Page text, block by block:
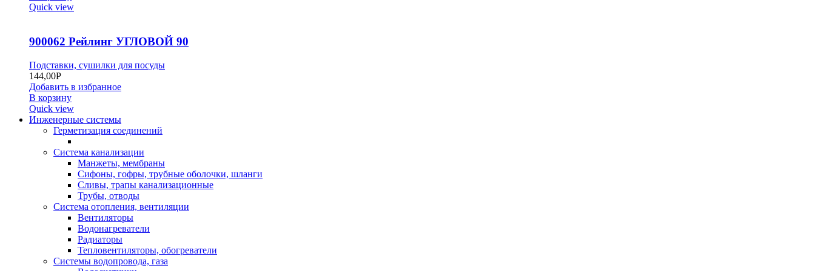
Quick view
900062 Рейлинг УГЛОВОЙ 90
Подставки, сушилки для посуды
144,00Р
Добавить в избранное
В корзину
Quick view
Инженерные системы
Герметизация соединений
Система канализации
Манжеты, мембраны
Сифоны, гофры, трубные оболочки, шланги
Сливы, трапы канализационные
Трубы, отводы
Система отопления, вентиляции
Вентиляторы
Водонагреватели
Радиаторы
Тепловентиляторы, обогреватели
Системы водопровода, газа